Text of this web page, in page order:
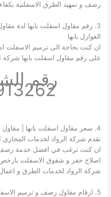
رصف و تمهيد الطرق الاسفلتية
3. رقم مقاول اسفلت بابها لدة
العوازل بابها
ان كنت بحاجة الى ترميم الاسفلت
على رقم مقاول اسفلت بابها شركة
رقم
4. سعر مقاول اسفلت بابها | مقاول رصف الطرق بابها
تقدم شركة الرواد لخدمات
ان كنت ترغب في افضل خدمة رصف
اصلاح حفر و شقوق الاسفلت
شركة الرواد لخدمات الطرق و
5. ارقام مقاول رصف و ترميم الاسفلت بابها | مقاولين اسفلت